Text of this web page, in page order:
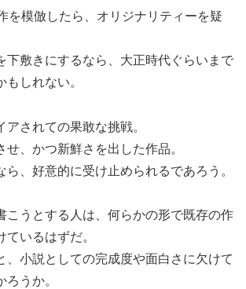
を模倣したら、オリジナリティーを疑
下敷きにするなら、大正時代ぐらいまで
しれない。
されての果敢な挑戦。
せ、かつ新鮮さを出した作品。
ら、好意的に受け止められるであろう。
こうとする人は、何らかの形で既存の作
いるはずだ。
、小説としての完成度や面白さに欠けて
ろうか。